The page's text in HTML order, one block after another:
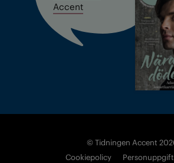
Accent
© Tidningen Accent
Cookiepolicy